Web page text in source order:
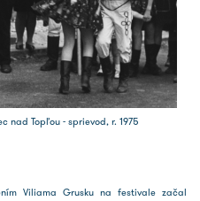
nad Topľou - sprievod, r. 1975
Viliama Grusku na festivale začal